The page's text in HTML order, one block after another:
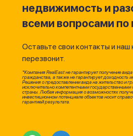
недвижимость и
всеми вопросами по
Оставьте свои контакты и наш
перезвонит.
*Компания RealEast не гарантирует получение
гражданства, а также не гарантирует доходность
Решения о предоставлении вида на жительство и
исключительно компетентными
страны. Любая информация о возможностях
инвестиционном потенциале объектов носит
гарантией результата.